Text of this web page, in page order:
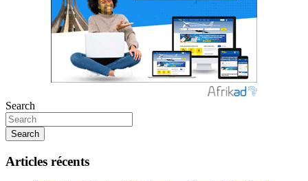
Search
Search
Articles récents